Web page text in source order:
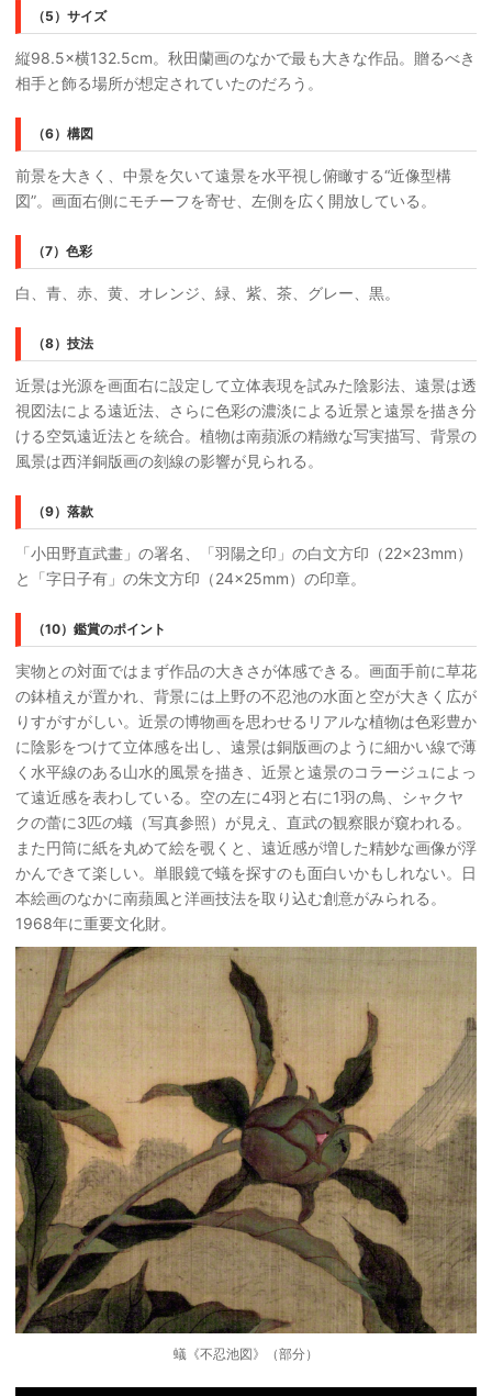
（5）サイズ
縦98.5×横132.5cm。秋田蘭画のなかで最も大きな作品。贈るべき
相手と飾る場所が想定されていたのだろう。
（6）構図
前景を大きく、中景を欠いて遠景を水平視し俯瞰する“近像型構
図”。画面右側にモチーフを寄せ、左側を広く開放している。
（7）色彩
白、青、赤、黄、オレンジ、緑、紫、茶、グレー、黒。
（8）技法
近景は光源を画面右に設定して立体表現を試みた陰影法、遠景は透
視図法による遠近法、さらに色彩の濃淡による近景と遠景を描き分
ける空気遠近法とを統合。植物は南蘋派の精緻な写実描写、背景の
風景は西洋銅版画の刻線の影響が見られる。
（9）落款
「小田野直武畫」の署名、「羽陽之印」の白文方印（22×23mm）
と「字日子有」の朱文方印（24×25mm）の印章。
（10）鑑賞のポイント
実物との対面ではまず作品の大きさが体感できる。画面手前に草花
の鉢植えが置かれ、背景には上野の不忍池の水面と空が大きく広が
りすがすがしい。近景の博物画を思わせるリアルな植物は色彩豊か
に陰影をつけて立体感を出し、遠景は銅版画のように細かい線で薄
く水平線のある山水的風景を描き、近景と遠景のコラージュによっ
て遠近感を表わしている。空の左に4羽と右に1羽の鳥、シャクヤ
クの蕾に3匹の蟻（写真参照）が見え、直武の観察眼が窺われる。
また円筒に紙を丸めて絵を覗くと、遠近感が増した精妙な画像が浮
かんできて楽しい。単眼鏡で蟻を探すのも面白いかもしれない。日
本絵画のなかに南蘋風と洋画技法を取り込む創意がみられる。
1968年に重要文化財。
蟻《不忍池図》（部分）